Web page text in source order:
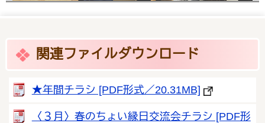
関連ファイルダウンロード
★年間チラシ [PDF形式／20.31MB]
〈３月〉春のちょい縁日交流会チラシ [PDF形